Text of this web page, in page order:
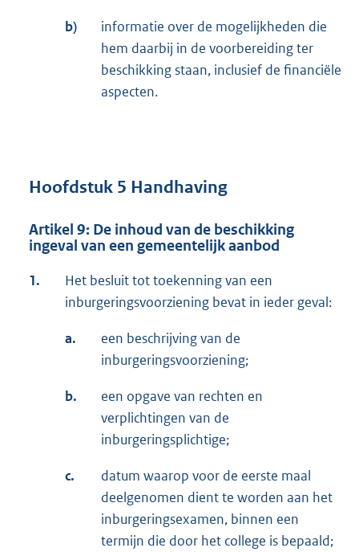
b)
informatie over de mogelijkheden die
hem daarbij in de voorbereiding ter
beschikking staan, inclusief de financiële
aspecten.
Hoofdstuk 5 Handhaving
Artikel 9: De inhoud van de beschikking
ingeval van een gemeentelijk aanbod
1.
Het besluit tot toekenning van een
inburgeringsvoorziening bevat in ieder geval:
a.
een beschrijving van de
inburgeringsvoorziening;
b.
een opgave van rechten en
verplichtingen van de
inburgeringsplichtige;
c.
datum waarop voor de eerste maal
deelgenomen dient te worden aan het
inburgeringsexamen, binnen een
termijn die door het college is bepaald;